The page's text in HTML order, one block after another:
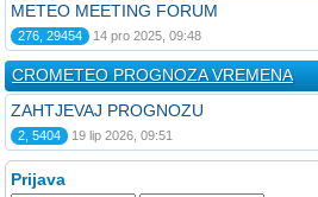
METEO MEETING FORUM
276, 29454 14 pro 2025, 09:48
CROMETEO PROGNOZA VREMENA
ZAHTJEVAJ PROGNOZU
2, 5404 19 lip 2026, 09:51
Prijava